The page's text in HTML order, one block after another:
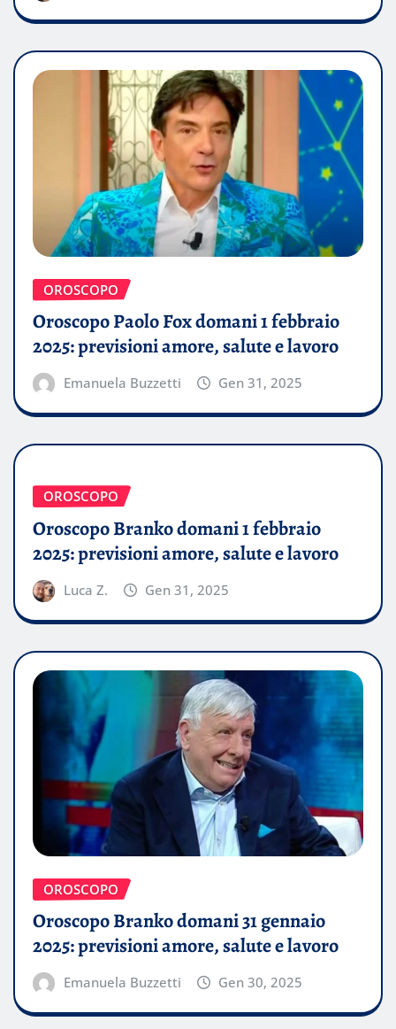
OROSCOPO
Oroscopo Paolo Fox domani 1 febbraio
2025: previsioni amore, salute e lavoro
Emanuela Buzzetti Gen 31, 2025
OROSCOPO
Oroscopo Branko domani 1 febbraio
2025: previsioni amore, salute e lavoro
Luca Z. Gen 31, 2025
OROSCOPO
Oroscopo Branko domani 31 gennaio
2025: previsioni amore, salute e lavoro
Emanuela Buzzetti Gen 30, 2025